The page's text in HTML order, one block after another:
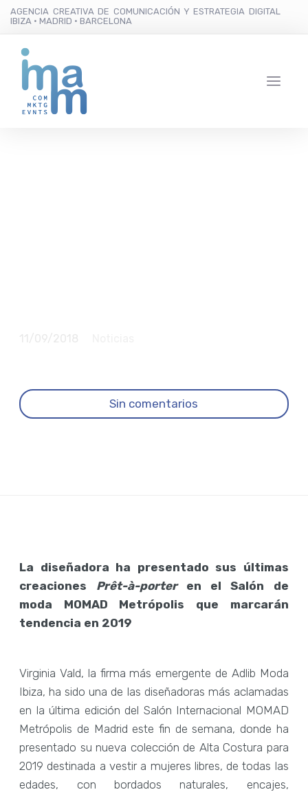
AGENCIA CREATIVA DE COMUNICACIÓN Y ESTRATEGIA DIGITAL
IBIZA · MADRID · BARCELONA
Sin comentarios
La diseñadora ha presentado sus últimas
creaciones Prêt-à-porter en el Salón de
moda MOMAD Metrópolis que marcarán
tendencia en 2019
Virginia Vald, la firma más emergente de Adlib Moda
Ibiza, ha sido una de las diseñadoras más aclamadas
en la última edición del Salón Internacional MOMAD
Metrópolis de Madrid este fin de semana, donde ha
presentado su nueva colección de Alta Costura para
2019 destinada a vestir a mujeres libres, de todas las
edades, con bordados naturales, encajes,